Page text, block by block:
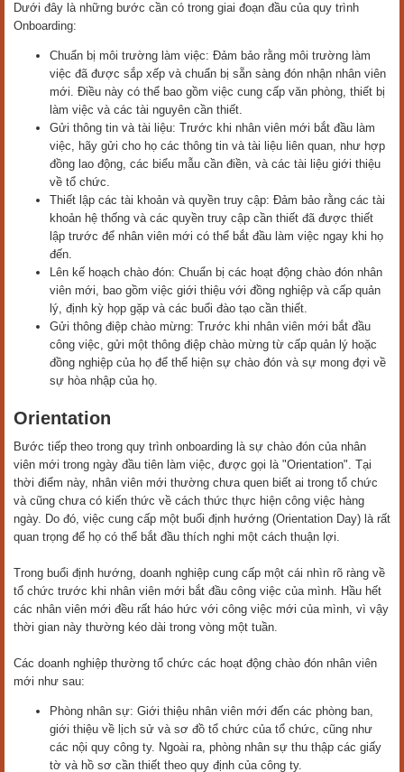
Dưới đây là những bước cần có trong giai đoạn đầu của quy trình
Onboarding:
Chuẩn bị môi trường làm việc: Đảm bảo rằng môi trường làm
việc đã được sắp xếp và chuẩn bị sẵn sàng đón nhận nhân viên
mới. Điều này có thể bao gồm việc cung cấp văn phòng, thiết bị
làm việc và các tài nguyên cần thiết.
Gửi thông tin và tài liệu: Trước khi nhân viên mới bắt đầu làm
việc, hãy gửi cho họ các thông tin và tài liệu liên quan, như hợp
đồng lao động, các biểu mẫu cần điền, và các tài liệu giới thiệu
về tổ chức.
Thiết lập các tài khoản và quyền truy cập: Đảm bảo rằng các tài
khoản hệ thống và các quyền truy cập cần thiết đã được thiết
lập trước để nhân viên mới có thể bắt đầu làm việc ngay khi họ
đến.
Lên kế hoạch chào đón: Chuẩn bị các hoạt động chào đón nhân
viên mới, bao gồm việc giới thiệu với đồng nghiệp và cấp quản
lý, định kỳ họp gặp và các buổi đào tạo cần thiết.
Gửi thông điệp chào mừng: Trước khi nhân viên mới bắt đầu
công việc, gửi một thông điệp chào mừng từ cấp quản lý hoặc
đồng nghiệp của họ để thể hiện sự chào đón và sự mong đợi về
sự hòa nhập của họ.
Orientation
Bước tiếp theo trong quy trình onboarding là sự chào đón của nhân
viên mới trong ngày đầu tiên làm việc, được gọi là "Orientation". Tại
thời điểm này, nhân viên mới thường chưa quen biết ai trong tổ chức
và cũng chưa có kiến thức về cách thức thực hiện công việc hàng
ngày. Do đó, việc cung cấp một buổi định hướng (Orientation Day) là rất
quan trọng để họ có thể bắt đầu thích nghi một cách thuận lợi.
Trong buổi định hướng, doanh nghiệp cung cấp một cái nhìn rõ ràng về
tổ chức trước khi nhân viên mới bắt đầu công việc của mình. Hầu hết
các nhân viên mới đều rất háo hức với công việc mới của mình, vì vậy
thời gian này thường kéo dài trong vòng một tuần.
Các doanh nghiệp thường tổ chức các hoạt động chào đón nhân viên
mới như sau:
Phòng nhân sự: Giới thiệu nhân viên mới đến các phòng ban,
giới thiệu về lịch sử và sơ đồ tổ chức của tổ chức, cũng như
các nội quy công ty. Ngoài ra, phòng nhân sự thu thập các giấy
tờ và hồ sơ cần thiết theo quy định của công ty.